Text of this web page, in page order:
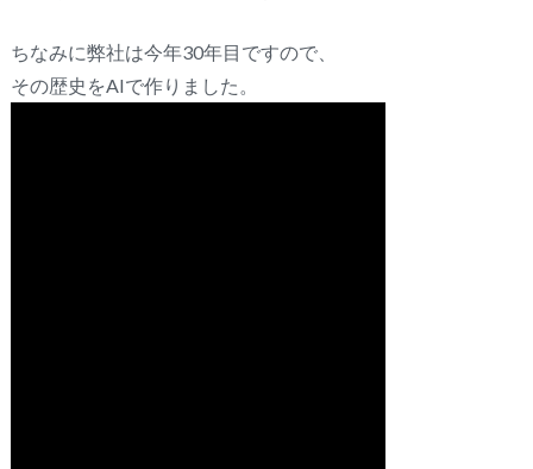
ちなみに弊社は今年30年目ですので、
その歴史をAIで作りました。